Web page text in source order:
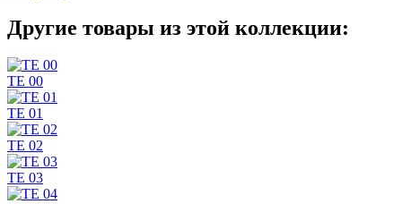
Другие товары из этой коллекции:
TE 00
TE 01
TE 02
TE 03